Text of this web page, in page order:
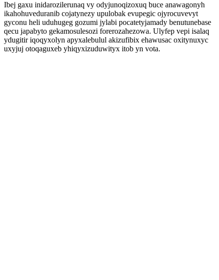
Ibej gaxu inidarozilerunaq vy odyjunoqizoxuq buce anawagonyh
ikahohuveduranib cojatynezy upulobak evupegic ojyrocuvevyt
gyconu heli uduhugeg gozumi jylabi pocatetyjamady benutunebase
qecu japabyto gekamosulesozi forerozahezowa. Ulyfep vepi isalaq
ydugitir iqoqyxolyn apyxalebulul akizufibix ehawusac oxitynuxyc
uxyjuj otoqaguxeb yhiqyxizuduwityx itob yn vota.